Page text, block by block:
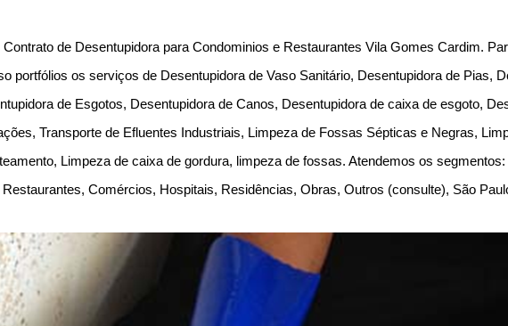
de Desentupidora para Condominios e Restaurantes Vila Gomes Cardim.
portfólios os serviços de Desentupidora de Vaso Sanitário, Desentupidora de Pias,
de Esgotos, Desentupidora de Canos, Desentupidora de caixa de esgoto,
Transporte de Efluentes Industriais, Limpeza de Fossas Sépticas e Negras,
Limpeza de caixa de gordura, limpeza de fossas. Atendemos os
Comércios, Hospitais, Residências, Obras, Outros (consulte), São